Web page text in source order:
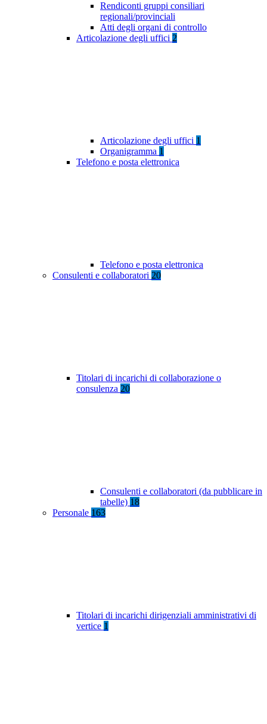
Rendiconti gruppi consiliari
regionali/provinciali
Atti degli organi di controllo
Articolazione degli uffici 2
Articolazione degli uffici 1
Organigramma 1
Telefono e posta elettronica
Telefono e posta elettronica
Consulenti e collaboratori 20
Titolari di incarichi di collaborazione o
consulenza 20
Consulenti e collaboratori (da pubblicare in
tabelle) 18
Personale 163
Titolari di incarichi dirigenziali amministrativi di
vertice 1